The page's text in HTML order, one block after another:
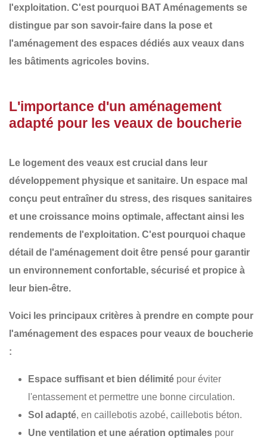
l'exploitation. C'est pourquoi BAT Aménagements se
distingue par son savoir-faire dans la pose et
l'aménagement des espaces dédiés aux veaux dans
les bâtiments agricoles bovins.
L'importance d'un aménagement
adapté pour les veaux de boucherie
Le logement des veaux est crucial dans leur
développement physique et sanitaire. Un espace mal
conçu peut entraîner du stress, des risques sanitaires
et une croissance moins optimale, affectant ainsi les
rendements de l'exploitation. C'est pourquoi chaque
détail de l'aménagement doit être pensé pour garantir
un environnement confortable, sécurisé et propice à
leur bien-être.
Voici les principaux critères à prendre en compte pour
l'aménagement des espaces pour veaux de boucherie
:
Espace suffisant et bien délimité pour éviter
l'entassement et permettre une bonne circulation.
Sol adapté, en caillebotis azobé, caillebotis béton.
Une ventilation et une aération optimales pour